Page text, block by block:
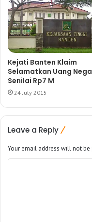
Kejati Banten Klaim
Selamatkan Uang
Senilai Rp7 M
24 July 2015
Leave a Reply
Your email address will not be